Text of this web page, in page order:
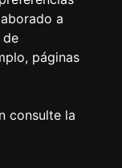
a
páginas
consulte la